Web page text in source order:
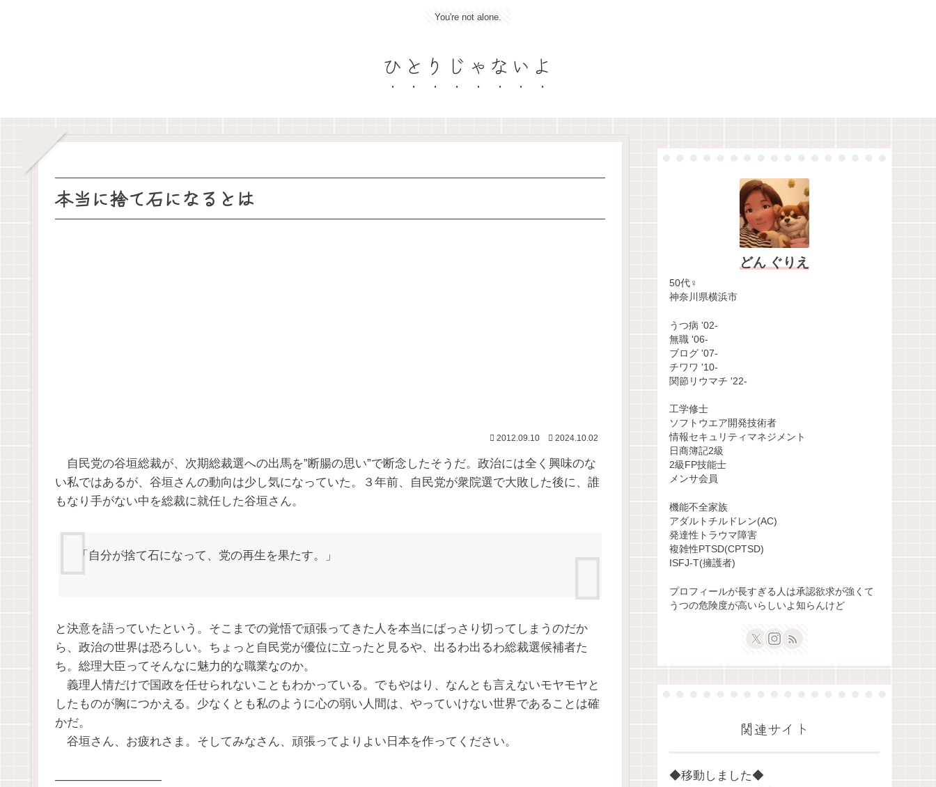
You're not alone.
ひとりじゃないよ
本当に捨て石になるとは
2012.09.10 2024.10.02
自民党の谷垣総裁が、次期総裁選への出馬を”断腸の思い”で断念したそうだ。政治には全く興味のな
い私ではあるが、谷垣さんの動向は少し気になっていた。３年前、自民党が衆院選で大敗した後に、誰
もなり手がない中を総裁に就任した谷垣さん。
「自分が捨て石になって、党の再生を果たす。」
と決意を語っていたという。そこまでの覚悟で頑張ってきた人を本当にばっさり切ってしまうのだか
ら、政治の世界は恐ろしい。ちょっと自民党が優位に立ったと見るや、出るわ出るわ総裁選候補者た
ち。総理大臣ってそんなに魅力的な職業なのか。
義理人情だけで国政を任せられないこともわかっている。でもやはり、なんとも言えないモヤモヤと
したものが胸につかえる。少なくとも私のように心の弱い人間は、やっていけない世界であることは確
かだ。
谷垣さん、お疲れさま。そしてみなさん、頑張ってよりよい日本を作ってください。
―――――――――
どん ぐりえ
50代♀
神奈川県横浜市
うつ病 '02-
無職 '06-
ブログ '07-
チワワ '10-
関節リウマチ '22-
工学修士
ソフトウエア開発技術者
情報セキュリティマネジメント
日商簿記2級
2級FP技能士
メンサ会員
機能不全家族
アダルトチルドレン(AC)
発達性トラウマ障害
複雑性PTSD(CPTSD)
ISFJ-T(擁護者)
プロフィールが長すぎる人は承認欲求が強くて
うつの危険度が高いらしいよ知らんけど
関連サイト
◆移動しました◆